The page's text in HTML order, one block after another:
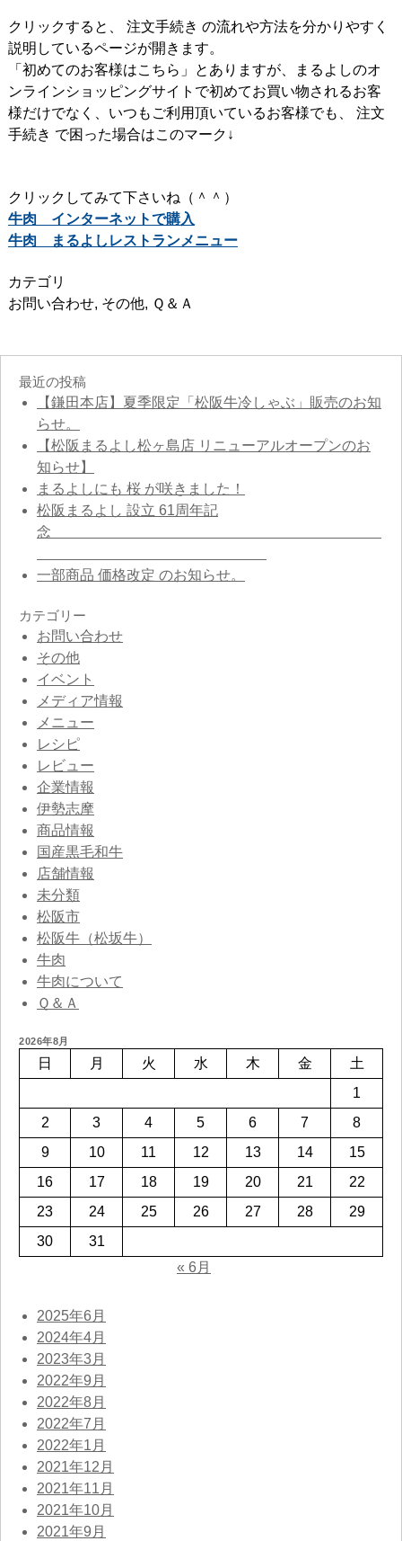
クリックすると、 注文手続き の流れや方法を分かりやすく
説明しているページが開きます。
「初めてのお客様はこちら」とありますが、まるよしのオ
ンラインショッピングサイトで初めてお買い物されるお客
様だけでなく、いつもご利用頂いているお客様でも、 注文
手続き で困った場合はこのマーク↓
クリックしてみて下さいね（＾＾）
牛肉 インターネットで購入
牛肉 まるよしレストランメニュー
カテゴリ
お問い合わせ, その他, Ｑ＆Ａ
最近の投稿
【鎌田本店】夏季限定「松阪牛冷しゃぶ」販売のお知
らせ。
【松阪まるよし松ヶ島店 リニューアルオープンのお
知らせ】
まるよしにも 桜 が咲きました！
松阪まるよし 設立 61周年記
念
一部商品 価格改定 のお知らせ。
カテゴリー
お問い合わせ
その他
イベント
メディア情報
メニュー
レシピ
レビュー
企業情報
伊勢志摩
商品情報
国産黒毛和牛
店舗情報
未分類
松阪市
松阪牛（松坂牛）
牛肉
牛肉について
Ｑ＆Ａ
2026年8月
日 月 火 水 木 金
土
1
2
3 4 5 6 7
8
9
10 11 12 13 14
15
16
17 18 19 20 21
22
23
24 25 26 27 28
29
30
31
« 6月
2025年6月
2024年4月
2023年3月
2022年9月
2022年8月
2022年7月
2022年1月
2021年12月
2021年11月
2021年10月
2021年9月